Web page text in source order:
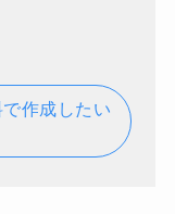
作成したい